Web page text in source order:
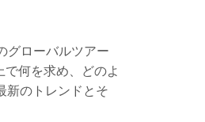
グローバルツアー
何を求め、どのよ
新のトレンドとそ